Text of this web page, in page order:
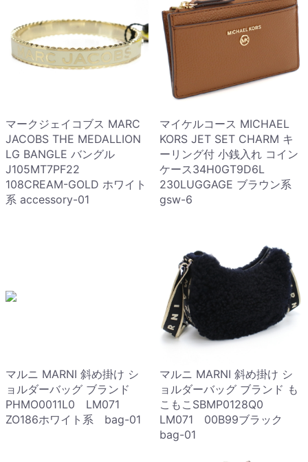
マークジェイコブス MARC
JACOBS THE MEDALLION
LG BANGLE バングル
J105MT7PF22
108CREAM-GOLD ホワイト
系 accessory-01
マイケルコース MICHAEL
KORS JET SET CHARM キ
ーリング付 小銭入れ コイン
ケース34H0GT9D6L
230LUGGAGE ブラウン系
gsw-6
マルニ MARNI 斜め掛け シ
ョルダーバッグ ブランド
PHMO0011L0 LM071
ZO186ホワイト系 bag-01
マルニ MARNI 斜め掛け シ
ョルダーバッグ ブランド も
こもこSBMP0128Q0
LM071 00B99ブラック
bag-01